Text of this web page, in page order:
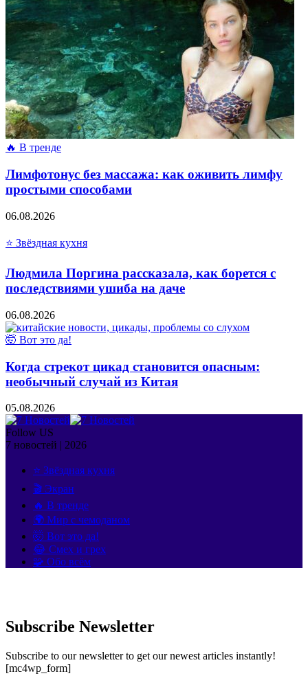
🔥 В тренде
Лимфотонус без массажа: как оживить лимфу
простыми способами
06.08.2026
⭐ Звёздная кухня
Людмила Поргина рассказала, как борется с
последствиями ушиба на даче
06.08.2026
🤯 Вот это да!
Когда стрекот цикад становится опасным:
необычный случай из Китая
05.08.2026
Follow US
7 новостей | 2026
⭐ Звёздная кухня
🎬 Экран
🔥 В тренде
🌍 Мир с чемоданом
🤯 Вот это да!
😂 Смех и грех
🧩 Обо всём
Subscribe Newsletter
Subscribe to our newsletter to get our newest articles instantly!
[mc4wp_form]